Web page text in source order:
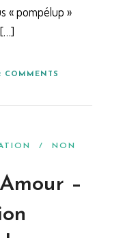
« pompélup »
COMMENTS
/
NON
–